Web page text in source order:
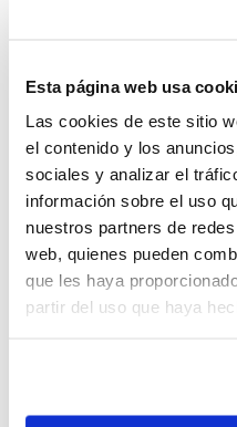
Esta página web usa
Las cookies de este sitio
el contenido y los
sociales y analizar el
información sobre el uso
nuestros partners de
web, quienes pueden
que les haya
partir del uso que haya
Competiciones IR.
continuamente
lasreglas de juego
baloncesto de la
El concejal de
Cocentaina,
Saúl